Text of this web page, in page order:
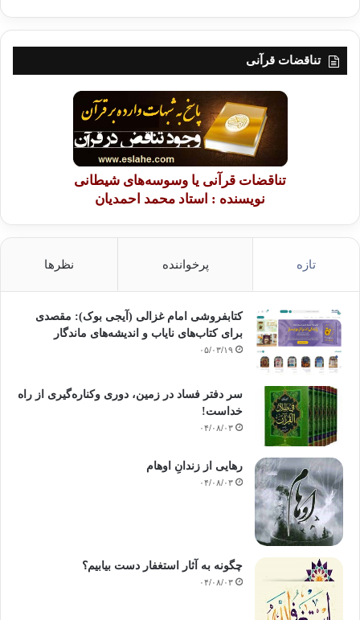
نگاه به نامحرم
کپی آدرس
تناقضات قرآنی
تناقضات قرآنی یا وسوسه‌های شیطانی
نویسنده : استاد محمد احمدیان
تازه پرخواننده نظرها
کتابفروشی امام غزالی (آیجی بوک): مقصدی
برای کتاب‌های نایاب و اندیشه‌های ماندگار
۰۵/۰۳/۱۹
سر دفتر فساد در زمین‌، دوری وکناره‌گیری از راه
خداست‌!
۰۴/۰۸/۰۳
رهایی از زندانِ اوهام
۰۴/۰۸/۰۳
چگونه به آثار استغفار دست بیابیم؟
۰۴/۰۸/۰۳